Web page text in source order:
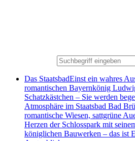
Das StaatsbadEinst ein wahres
romantischen Bayernkönig
Schatzkästchen – Sie werden
Atmosphäre im Staatsbad Bad
romantische Wiesen, sattgrüne
Herzen der Schlosspark mit
königlichen Bauwerken – das ist